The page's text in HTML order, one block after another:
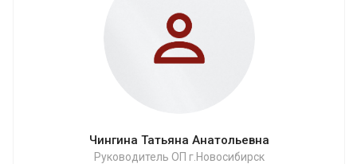
Чингина Татьяна Анатольевна
Руководитель ОП г.Новосибирск